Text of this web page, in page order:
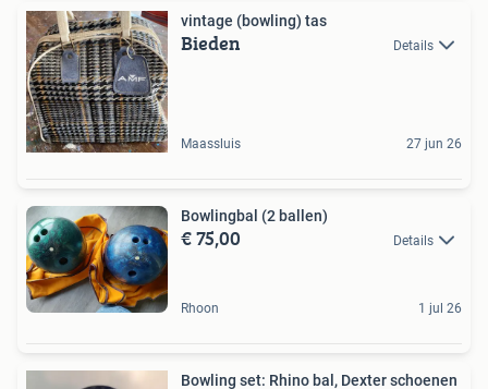
vintage (bowling) tas
Bieden Details
Maassluis 27 jun 26
Bowlingbal (2 ballen)
€ 75,00 Details
Rhoon 1 jul 26
Bowling set: Rhino bal, Dexter schoenen